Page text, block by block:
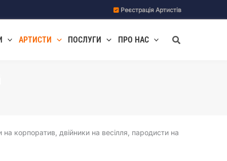
Реєстрація Артистів
АРТИСТИ ПОСЛУГИ ПРО НАС Пошук
корпоратив, двійники на весілля, пародисти на